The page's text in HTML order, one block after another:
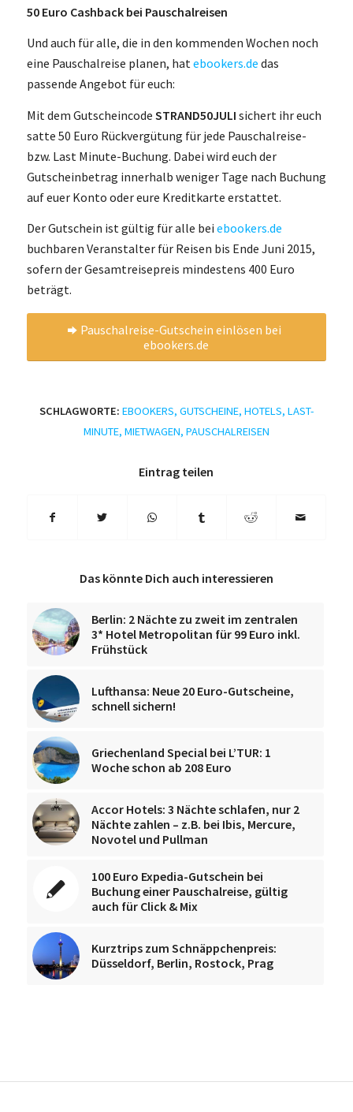
50 Euro Cashback bei Pauschalreisen
Und auch für alle, die in den kommenden Wochen noch
eine Pauschalreise planen, hatebookers.de das
passende Angebot für euch:
Mit dem Gutscheincode STRAND50JULI sichert ihr euch
satte 50 Euro Rückvergütung für jede Pauschalreise-
bzw. Last Minute-Buchung. Dabei wird euch der
Gutscheinbetrag innerhalb weniger Tage nach Buchung
auf euer Konto oder eure Kreditkarte erstattet.
Der Gutschein ist gültig für alle bei ebookers.de
buchbaren Veranstalter für Reisen bis Ende Juni 2015,
sofern der Gesamtreisepreis mindestens 400 Euro
beträgt.
Pauschalreise-Gutschein einlösen bei
ebookers.de
SCHLAGWORTE: EBOOKERS, GUTSCHEINE, HOTELS, LAST-
MINUTE, MIETWAGEN, PAUSCHALREISEN
Eintrag teilen
Das könnte Dich auch interessieren
Berlin: 2 Nächte zu zweit im zentralen
3* Hotel Metropolitan für 99 Euro inkl.
Frühstück
Lufthansa: Neue 20 Euro-Gutscheine,
schnell sichern!
Griechenland Special bei L’TUR: 1
Woche schon ab 208 Euro
Accor Hotels: 3 Nächte schlafen, nur 2
Nächte zahlen – z.B. bei Ibis, Mercure,
Novotel und Pullman
100 Euro Expedia-Gutschein bei
Buchung einer Pauschalreise, gültig
auch für Click & Mix
Kurztrips zum Schnäppchenpreis:
Düsseldorf, Berlin, Rostock, Prag